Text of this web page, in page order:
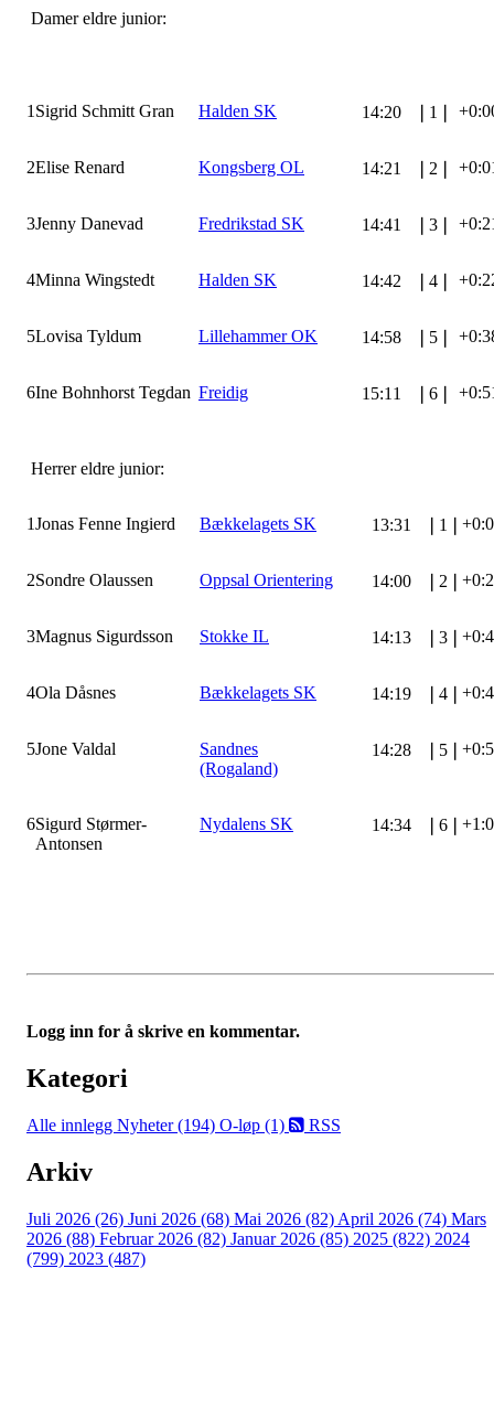
Damer eldre junior:
1 Sigrid Schmitt Gran Halden SK 14:20 1
2Elise Renard Kongsberg OL 14:21 2
3Jenny Danevad Fredrikstad SK 14:41 3
4Minna Wingstedt Halden SK 14:42 4
5Lovisa Tyldum Lillehammer OK 14:58 5
6Ine Bohnhorst Tegdan Freidig 15:11 6
Herrer eldre junior:
1Jonas Fenne Ingierd Bækkelagets SK 13:31 1
2Sondre Olaussen Oppsal Orientering 14:00 2
3Magnus Sigurdsson Stokke IL 14:13 3
4Ola Dåsnes Bækkelagets SK 14:19 4
5Jone Valdal
Sandnes
(Rogaland)
14:28 5
6Sigurd Størmer-
Antonsen
Nydalens SK 14:34 6
Logg inn for å skrive en kommentar.
Kategori
Alle innlegg Nyheter (194) O-løp (1) RSS
Arkiv
Juli 2026 (26) Juni 2026 (68) Mai 2026 (82) April 2026 (74) Mars
2026 (88) Februar 2026 (82) Januar 2026 (85) 2025 (822) 2024
(799) 2023 (487)